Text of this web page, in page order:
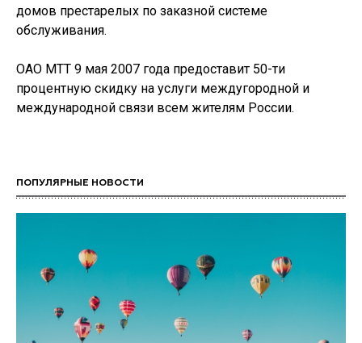
домов престарелых по заказной системе
обслуживания.
ОАО МТТ 9 мая 2007 года предоставит 50-ти
процентную скидку на услуги междугородной и
международной связи всем жителям России.
ПОПУЛЯРНЫЕ НОВОСТИ